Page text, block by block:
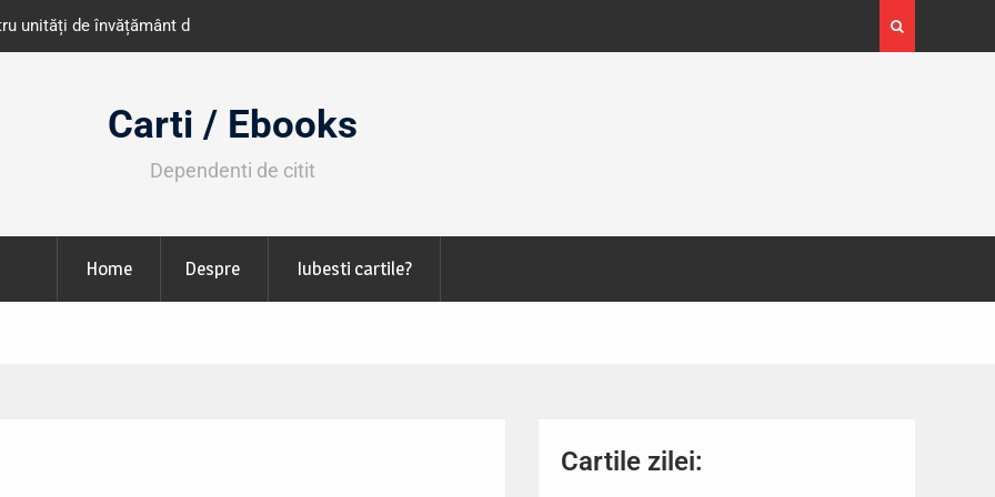
din România
octombrie
Expoziția Brâncuși de la Timișoara a atras peste
130.000 de vizitatori
Carti / Ebooks
Dependenti de citit
Home Despre Iubesti cartile?
Cartile zilei: